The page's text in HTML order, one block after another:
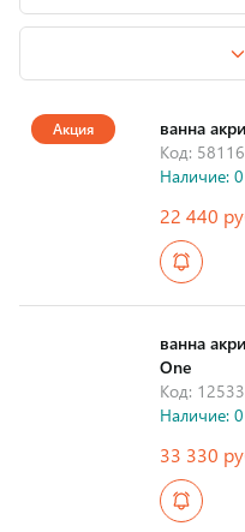
ванна
Код: 58116
Наличие: 0
22 440
Акция
ванна
One
Код: 12533
Наличие: 0
33 330